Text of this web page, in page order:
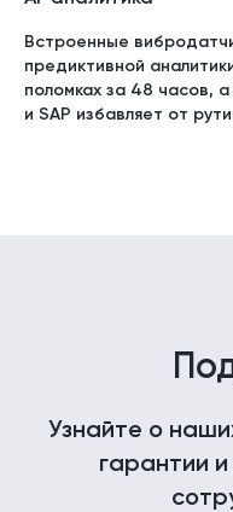
Встроенные
предиктивной
поломках за 48 часов,
и SAP избавляет от
Узнайте о
гарантии